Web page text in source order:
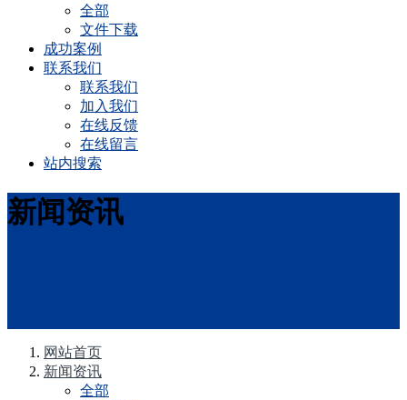
全部
文件下载
成功案例
联系我们
联系我们
加入我们
在线反馈
在线留言
站内搜索
新闻资讯
网站首页
新闻资讯
全部